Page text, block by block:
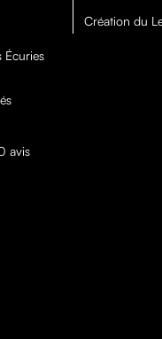
Écuries
avis
Création du